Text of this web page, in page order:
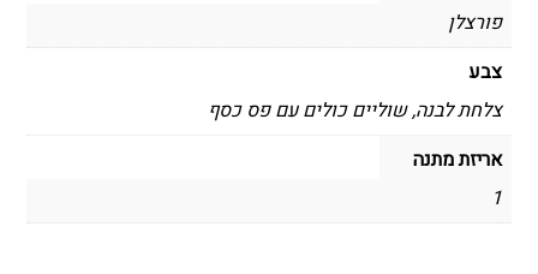
פורצלן
צבע
צלחת לבנה, שוליים כולים עם פס כסף
אריזת מתנה
1